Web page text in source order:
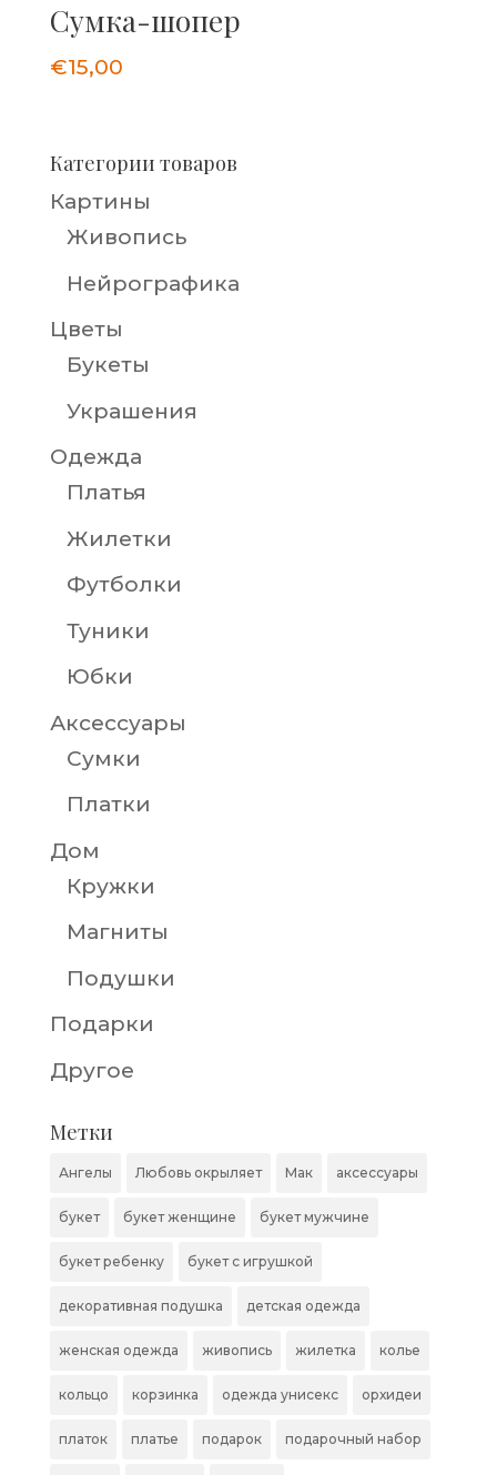
Сумка-шопер
€15,00
Категории товаров
Картины
Живопись
Нейрографика
Цветы
Букеты
Украшения
Одежда
Платья
Жилетки
Футболки
Туники
Юбки
Аксессуары
Сумки
Платки
Дом
Кружки
Магниты
Подушки
Подарки
Другое
Метки
Ангелы Любовь окрыляет Мак аксессуары
букет букет женщине букет мужчине
букет ребенку букет с игрушкой
декоративная подушка детская одежда
женская одежда живопись жилетка колье
кольцо корзинка одежда унисекс орхидеи
платок платье подарок подарочный набор